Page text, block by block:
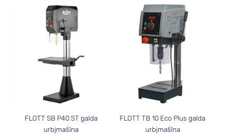
FLOTT SB P40 ST galda
urbjmašīna
FLOTT TB 10 Eco Plus galda
urbjmašīna